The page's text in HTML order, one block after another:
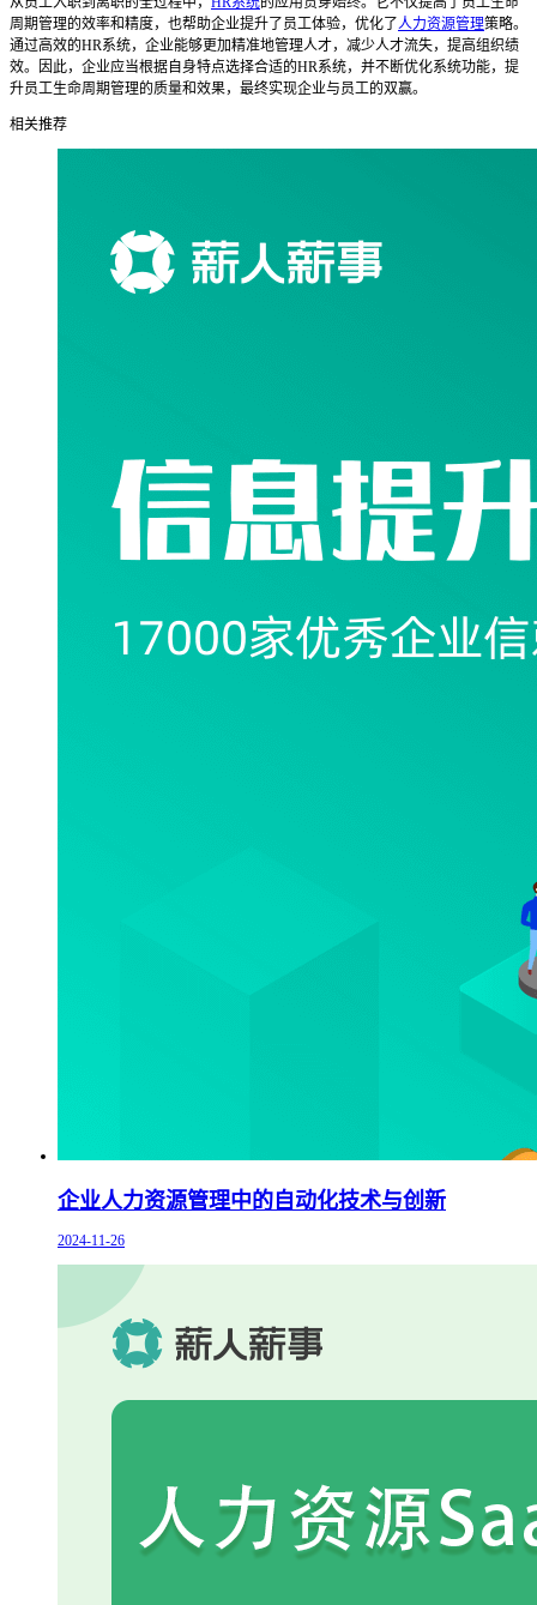
周期管理的效率和精度，也帮助企业提升了员工体验，优化了人力资源管理策略。
通过高效的HR系统，企业能够更加精准地管理人才，减少人才流失，提高组织绩
效。因此，企业应当根据自身特点选择合适的HR系统，并不断优化系统功能，提
升员工生命周期管理的质量和效果，最终实现企业与员工的双赢。
相关推荐
企业人力资源管理中的自动化技术与创新
2024-11-26